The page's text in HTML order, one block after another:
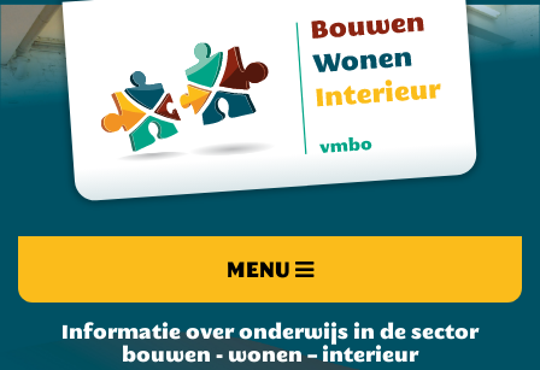
MENU
Informatie over onderwijs in de sector
bouwen - wonen – interieur